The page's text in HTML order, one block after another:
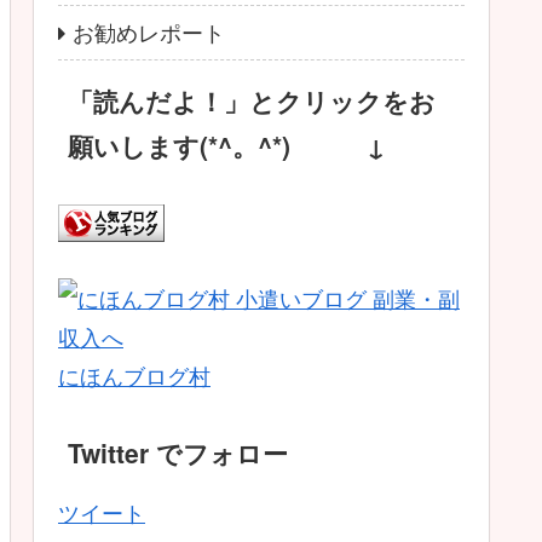
お勧めレポート
「読んだよ！」とクリックをお
願いします(*^。^*) ↓
にほんブログ村
Twitter でフォロー
ツイート